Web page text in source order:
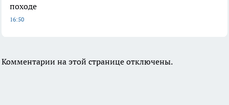
походе
16:50
Комментарии на этой странице отключены.